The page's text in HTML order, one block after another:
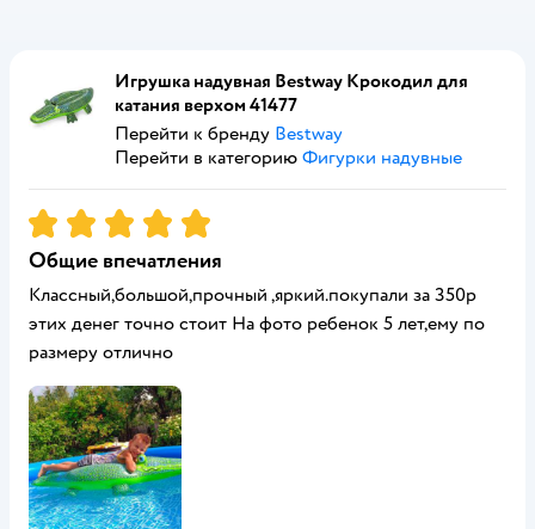
Игрушка надувная Bestway Крокодил для
катания верхом 41477
Перейти к бренду Bestway
Перейти в категорию Фигурки надувные
Рейтинг:5
Общие впечатления
Классный,большой,прочный ,яркий.покупали за 350р
этих денег точно стоит На фото ребенок 5 лет,ему по
размеру отлично